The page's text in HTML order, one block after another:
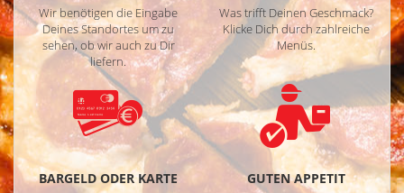
Wir benötigen die Eingabe
Deines Standortes um zu
sehen, ob wir auch zu Dir
liefern.
Was trifft Deinen Geschmack?
Klicke Dich durch zahlreiche
Menüs.
BARGELD ODER KARTE GUTEN APPETIT